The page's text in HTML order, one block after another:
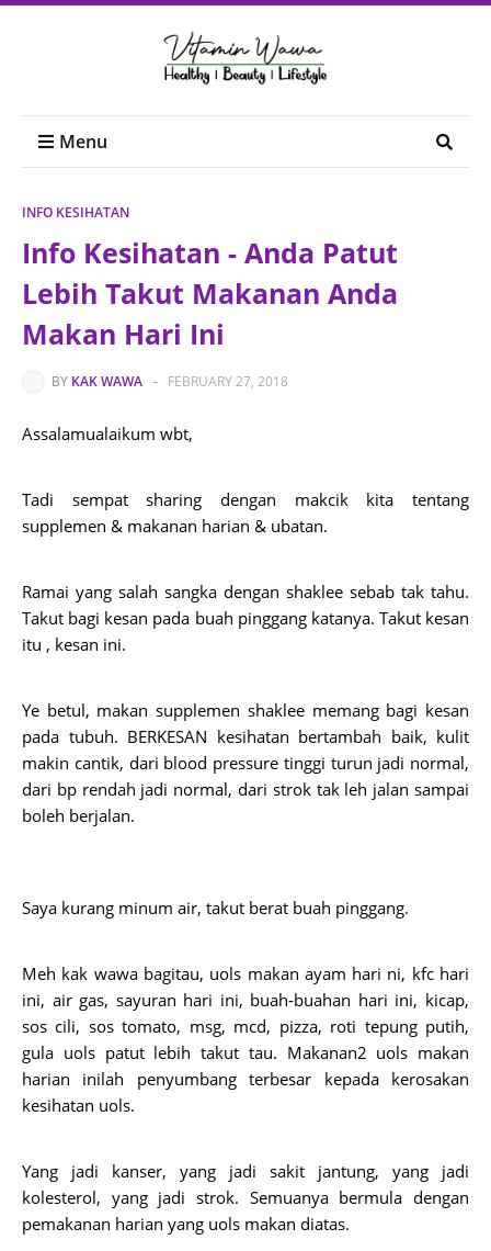
Menu
INFO KESIHATAN
Info Kesihatan - Anda Patut
Lebih Takut Makanan Anda
Makan Hari Ini
BY KAK WAWA - FEBRUARY 27, 2018
Assalamualaikum wbt,
Tadi sempat sharing dengan makcik kita tentang
supplemen & makanan harian & ubatan.
Ramai yang salah sangka dengan shaklee sebab tak tahu.
Takut bagi kesan pada buah pinggang katanya. Takut kesan
itu , kesan ini.
Ye betul, makan supplemen shaklee memang bagi kesan
pada tubuh. BERKESAN kesihatan bertambah baik, kulit
makin cantik, dari blood pressure tinggi turun jadi normal,
dari bp rendah jadi normal, dari strok tak leh jalan sampai
boleh berjalan.
Saya kurang minum air, takut berat buah pinggang.
Meh kak wawa bagitau, uols makan ayam hari ni, kfc hari
ini, air gas, sayuran hari ini, buah-buahan hari ini, kicap,
sos cili, sos tomato, msg, mcd, pizza, roti tepung putih,
gula uols patut lebih takut tau. Makanan2 uols makan
harian inilah penyumbang terbesar kepada kerosakan
kesihatan uols.
Yang jadi kanser, yang jadi sakit jantung, yang jadi
kolesterol, yang jadi strok. Semuanya bermula dengan
pemakanan harian yang uols makan diatas.